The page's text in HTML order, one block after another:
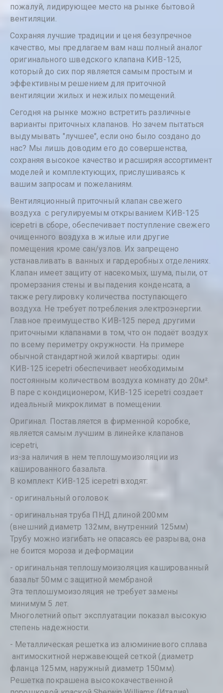
пожалуй, лидирующее место на рынке бытовой
вентиляции.
Сохраняя лучшие традиции и ценя безупречное
качество, мы предлагаем вам наш полный аналог
оригинального шведского клапана КИВ-125,
который до сих пор является самым простым и
эффективным решением для приточной
вентиляции жилых и нежилых помещений.
Сегодня на рынке можно встретить различные
варианты приточных клапанов. Но зачем пытаться
выдумывать "лучшее", если оно было создано до
нас? Мы лишь доводим его до совершенства,
сохраняя высокое качество и расширяя ассортимент
моделей и комплектующих, прислушиваясь к
вашим запросам и пожеланиям.
Вентиляционный приточный клапан свежего
воздуха с регулируемым открыванием КИВ-125
icepetri в сборе, обеспечивает поступление свежего
очищенного воздуха в жилые или другие
помещения кроме сан/узлов. Их запрещено
устанавливать в ванных и гардеробных отделениях.
Клапан имеет защиту от насекомых, шума, пыли, от
промерзания стены и выпадения конденсата, а
также регулировку количества поступающего
воздуха. Не требует потребления электроэнергии.
Главное преимущество КИВ-125 перед другими
приточными клапанами в том, что он подаёт воздух
по всему периметру окружности. На примере
обычной стандартной жилой квартиры: один
КИВ-125 icepetri обеспечивает необходимым
постоянным количеством воздуха комнату до 20м².
В паре с кондиционером, КИВ-125 icepetri создает
идеальный микроклимат в помещении.
Оригинал. Поставляется в фирменной коробке,
является самым лучшим в линейке клапанов
icepetri,
из-за наличия в нем теплошумоизоляции из
кашированного базальта.
В комплект КИВ-125 icepetri входят:
- оригинальный оголовок
- оригинальная труба ПНД длиной 200мм
(внешний диаметр 132мм, внутренний 125мм)
Трубу можно изгибать не опасаясь ее разрыва, она
не боится мороза и деформации
- оригинальная теплошумоизоляция кашированный
базальт 50мм с защитной мембраной
Эта теплошумоизоляция не требует замены
минимум 5 лет.
Многолетний опыт эксплуатации показал высокую
степень надежности.
- Металлическая решетка из алюминиевого сплава
антимоскитной нержавеющей сеткой (диаметр
фланца 125мм, наружный диаметр 150мм).
Решетка покрашена высококачественной